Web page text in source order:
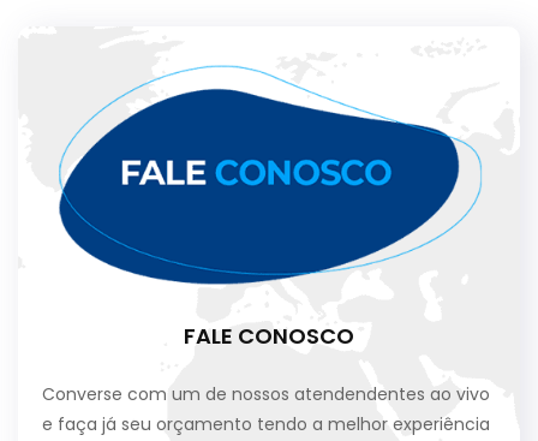
FALE CONOSCO
Converse com um de nossos atendendentes ao vivo
e faça já seu orçamento tendo a melhor experiência